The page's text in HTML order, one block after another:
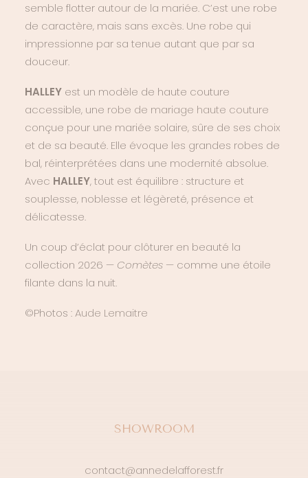
semble flotter autour de la mariée. C’est une robe
de caractère, mais sans excès. Une robe qui
impressionne par sa tenue autant que par sa
douceur.
HALLEY est un modèle de haute couture
accessible, une robe de mariage haute couture
conçue pour une mariée solaire, sûre de ses choix
et de sa beauté. Elle évoque les grandes robes de
bal, réinterprétées dans une modernité absolue.
Avec HALLEY, tout est équilibre : structure et
souplesse, noblesse et légèreté, présence et
délicatesse.
Un coup d’éclat pour clôturer en beauté la
collection 2026 — Comètes — comme une étoile
filante dans la nuit.
©Photos :Aude Lemaitre
SHOWROOM
contact@annedelafforest.fr